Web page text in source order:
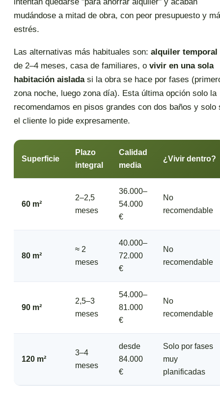
mudándose a mitad de obra, con peor presupuesto y
estrés.
Las alternativas más habituales son: alquiler temporal
de 2–4 meses, casa de familiares, o vivir en una sola
habitación aisladasi la obra se hace por fases
zona noche, luego zona día). Esta última opción solo la
recomendamos en pisos grandes con dos baños y solo
el cliente lo pide expresamente.
Superficie
Plazo
integral
Calidad
media
¿Vivir dentro?
60 m²
2–2,5
meses
36.000–
54.000
€
No
recomendable
80 m²
≈ 2
meses
40.000–
72.000
€
No
recomendable
90 m²
2,5–3
meses
54.000–
81.000
€
No
recomendable
120 m²
3–4
meses
desde
84.000
€
Solo por fases
muy
planificadas